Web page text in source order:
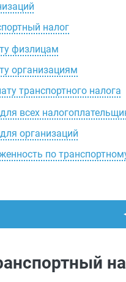
налог
физлицам
организациям
транспортного налога
всех
организаций
по